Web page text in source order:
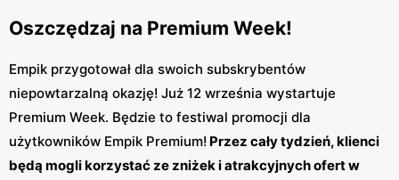
Oszczędzaj na Premium Week!
Empik przygotował dla swoich subskrybentów
niepowtarzalną okazję! Już 12 września wystartuje
Premium Week. Będzie to festiwal promocji dla
użytkowników Empik Premium! Przez cały tydzień, klienci
będą mogli korzystać ze zniżek i atrakcyjnych ofert w